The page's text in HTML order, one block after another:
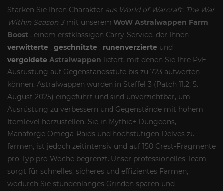
Stärken Sie Ihren Charakter aus World of Warcraft: The War
Within Season 3mit unserem WoW Astralwappen Farm
Boost , einem erstklassigen Carry-Service, der Ihnen
verwitterte , geschnitzte , runenverzierte und
vergoldete Astralwappen liefert, mit denen Sie Ihre PvE-
Ausrüstung auf Gegenstandsstufe bis zu 723 aufwerten
können. Astralwappen wurden in Staffel 3 (Patch 11.2, 5.
August 2025) eingeführt und sind unverzichtbar, um
Ausrüstung zu verbessern und Gegenstände mit hohem
Itemlevel herzustellen. Sie in Mythic+ Dungeons,
Manaforge Omega-Raids und hochstufigen Delves zu
farmen, ist jedoch zeitintensiv und auf 150 Crest-Fragmente
pro Typ pro Woche begrenzt. Unser professionelles Team
sorgt für schnelles, sicheres und effizientes Farmen,
wodurch Sie stundenlanges Grinden sparen und